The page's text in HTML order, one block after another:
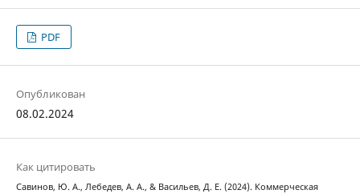
PDF
Опубликован
08.02.2024
Как цитировать
Савинов, Ю. А., Лебедев, А. А., & Васильев, Д. Е. (2024). Коммерческая